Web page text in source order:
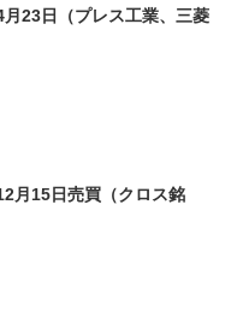
23日（プレス工業、三菱
月15日売買（クロス銘